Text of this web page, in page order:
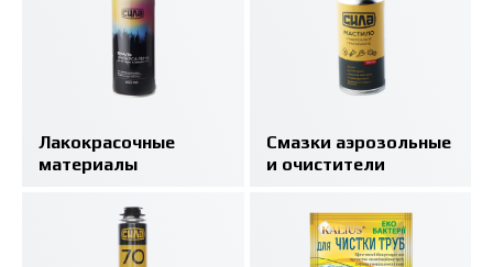
Лакокрасочные
материалы
Смазки аэрозольные
и очистители